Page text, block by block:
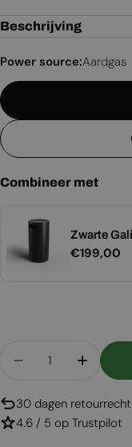
Beschrijving
Power source:Aardgas
Combineer met
Zwarte
Normale
€199,00
Aantal Aantal
30 dagen retourrecht
4.6 / 5 op Trustpilot